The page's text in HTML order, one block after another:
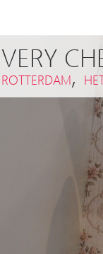
VERY
ROTTERDAM,